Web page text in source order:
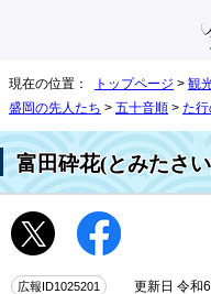
現在の位置： トップページ > 観
盛岡の先人たち > 五十音順 > た行
富田砕花(とみたさ
広報ID1025201 更新日 令和6